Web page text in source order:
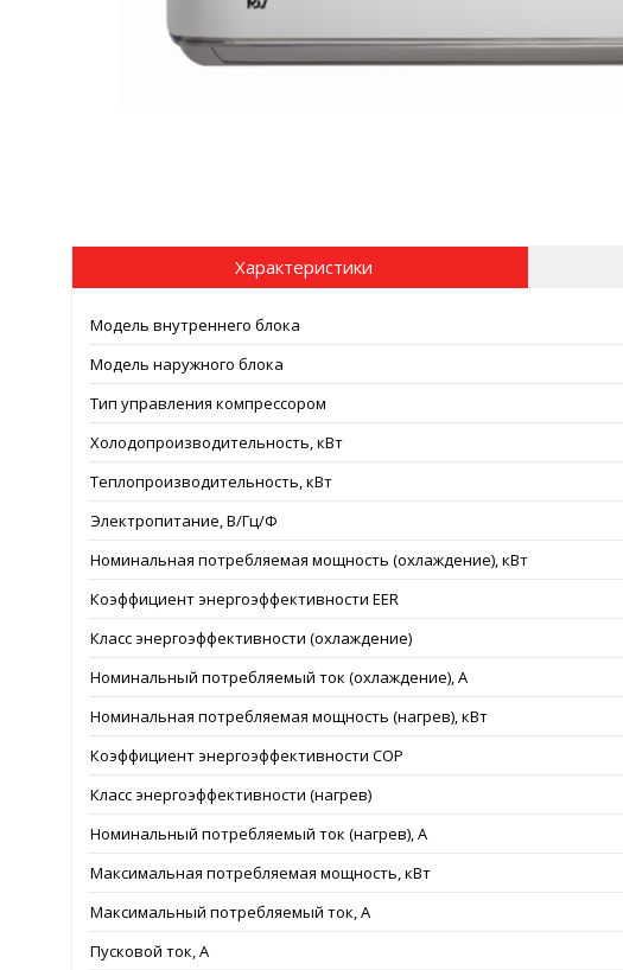
Характеристики
Модель внутреннего блока
Модель наружного блока
Тип управления компрессором
Холодопроизводительность, кВт
Теплопроизводительность, кВт
Электропитание, В/Гц/Ф
Номинальная потребляемая мощность (охлаждение), кВт
Коэффициент энергоэффективности EER
Класс энергоэффективности (охлаждение)
Номинальный потребляемый ток (охлаждение), А
Номинальная потребляемая мощность (нагрев), кВт
Коэффициент энергоэффективности COP
Класс энергоэффективности (нагрев)
Номинальный потребляемый ток (нагрев), А
Максимальная потребляемая мощность, кВт
Максимальный потребляемый ток, А
Пусковой ток, А